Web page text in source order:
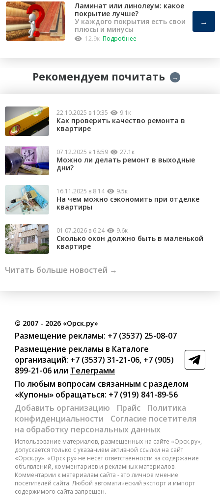
Ламинат или линолеум: какое
покрытие лучше?
У каждого покрытия есть свои
плюсы и минусы
12.9к Подробнее
→
Рекомендуем почитать →
22.10.2025 в 10:35 9.1к
Как проверить качество ремонта в
квартире
07.12.2025 в 18:59 27.1к
Можно ли делать ремонт в выходные
дни?
16.11.2025 в 8:14 9.5к
На чем можно сэкономить при отделке
квартиры
01.07.2026 в 6:24 9.6к
Сколько окон должно быть в маленькой
квартире
Читать больше новостей →
© 2007 - 2026 «Орск.ру»
Размещение рекламы: +7 (3537) 25-08-07
Размещение рекламы в Каталоге
организаций: +7 (3537) 31-21-06, +7 (905)
899-21-06 или Телеграмм
По любым вопросам связанным с разделом
«Купоны» обращаться: +7 (919) 841-89-56
Добавить организацию
Прайс
Политика
конфиденциальности
Согласие посетителя
на обработку персональных данных
Использование материалов, размещенных на сайте «Орск.ру»,
допускается только с указанием активной ссылки на сайт
«Орск.ру». «Орск.ру» не несет ответственности за содержание
объявлений, комментариев и рекламных материалов.
Комментарии к материалам сайта - это личное мнение
посетителей сайта. Любой автоматический экспорт и импорт
содержимого сайта запрещен.